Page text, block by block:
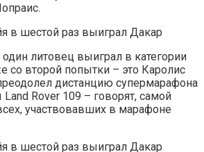
литовец выиграл в категории
со второй попытки – это Каролис
дистанцию супермарафона
Rover 109 – говорят, самой
участвовавших в марафоне